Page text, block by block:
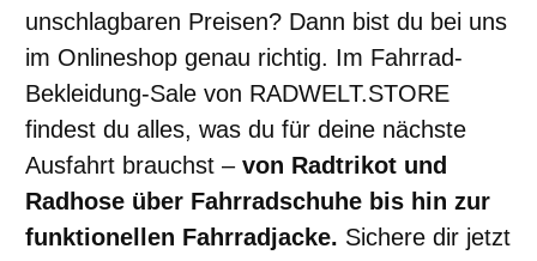
unschlagbaren Preisen? Dann bist du bei uns
im Onlineshop genau richtig. Im Fahrrad-
Bekleidung-Sale von RADWELT.STORE
findest du alles, was du für deine nächste
Ausfahrt brauchst – von Radtrikot und
Radhose über Fahrradschuhe bis hin zur
funktionellen Fahrradjacke. Sichere dir jetzt